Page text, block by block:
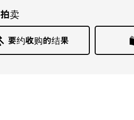
卖
要约收购的结果